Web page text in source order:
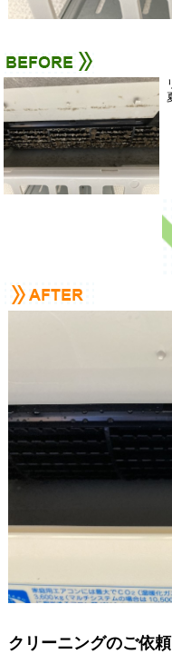
クリーニングのご依